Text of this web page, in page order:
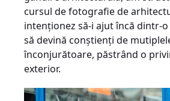
cursul de fotografie de
intenţionez să-i ajut încă dintr-
să devină conştienţi de
înconjurătoare, păstrând o
exterior.